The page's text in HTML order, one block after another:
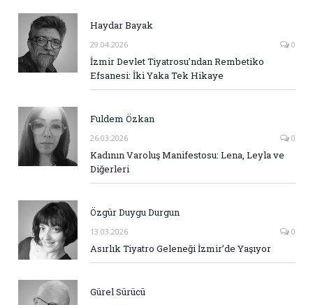
Haydar Bayak
29.04.2026 0
İzmir Devlet Tiyatrosu’ndan Rembetiko
Efsanesi: İki Yaka Tek Hikaye
Fuldem Özkan
26.03.2026 0
Kadının Varoluş Manifestosu: Lena, Leyla ve
Diğerleri
Özgür Duygu Durgun
13.03.2026 0
Asırlık Tiyatro Geleneği İzmir’de Yaşıyor
Gürel Sürücü